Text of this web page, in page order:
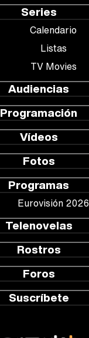
Series
Calendario
Listas
TV Movies
Audiencias
Programación
Vídeos
Fotos
Programas
Eurovisión 2026
Telenovelas
Rostros
Foros
Suscríbete